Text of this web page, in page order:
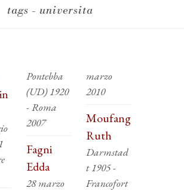
tags - universita
Pontebba
(UD) 1920
- Roma
2007
Fagni
Edda
28 marzo
marzo
2010
Moufang
Ruth
Darmstad
t 1905 -
Francofort